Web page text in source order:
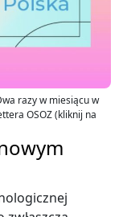
razy w miesiącu w
OSOZ (kliknij na